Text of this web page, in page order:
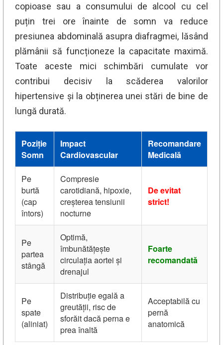
copioase sau a consumului de alcool cu cel
puțin trei ore înainte de somn va reduce
presiunea abdominală asupra diafragmei, lăsând
plămânii să funcționeze la capacitate maximă.
Toate aceste mici schimbări cumulate vor
contribui decisiv la scăderea valorilor
hipertensive și la obținerea unei stări de bine de
lungă durată.
Poziție
Somn
Impact
Cardiovascular
Recomandare
Medicală
Pe
burtă
(cap
întors)
Compresie
carotidiană, hipoxie,
creșterea tensiunii
nocturne
De evitat
strict!
Pe
partea
stângă
Optimă,
îmbunătățește
circulația aortei și
drenajul
Foarte
recomandată
Pe
spate
(aliniat)
Distribuție egală a
greutății, risc de
sforăit dacă perna e
prea înaltă
Acceptabilă cu
pernă
anatomică